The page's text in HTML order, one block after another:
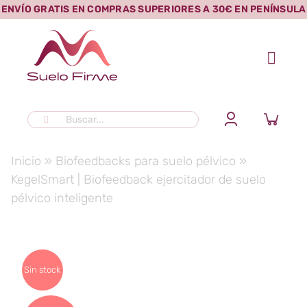
Saltar
al
contenido
ENVÍO GRATIS EN COMPRAS SUPERIORES A 30€ EN PENÍNSULA
Buscar:
Inicio » Biofeedbacks para suelo pélvico »
KegelSmart | Biofeedback ejercitador de suelo
pélvico inteligente
Sin stock